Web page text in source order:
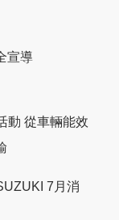
宣導
動 從車輛能效
7月消